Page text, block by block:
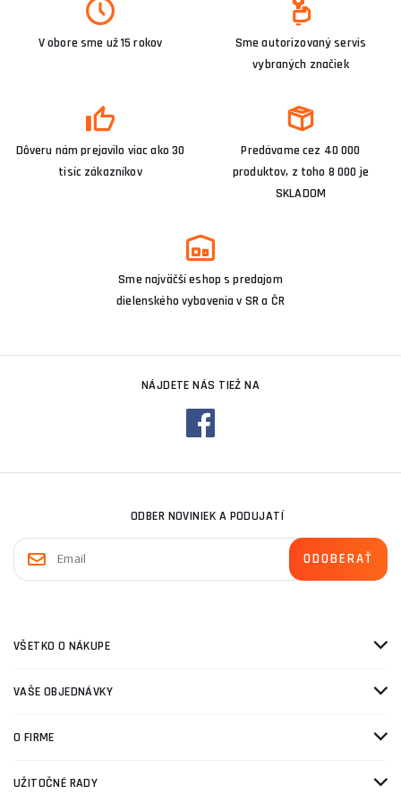
V obore sme už 15 rokov
Sme autorizovaný servis
vybraných značiek
Dôveru nám prejavilo viac ako 30
tisíc zákazníkov
Predávame cez 40 000
produktov, z toho 8 000 je
SKLADOM
Sme najväčší eshop s predajom
dielenského vybavenia v SR a ČR
NÁJDETE NÁS TIEŽ NA
ODBER NOVINIEK A PODUJATÍ
VŠETKO O NÁKUPE
VAŠE OBJEDNÁVKY
O FIRME
UŽITOČNÉ RADY